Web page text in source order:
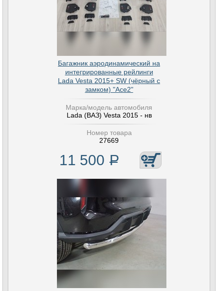
Багажник аэродинамический на
интегрированные рейлинги
Lada Vesta 2015+ SW (чёрный с
замком) "Ace2"
Марка/модель автомобиля
Lada (ВАЗ) Vesta 2015 - нв
Номер товара
27669
11 500 Р